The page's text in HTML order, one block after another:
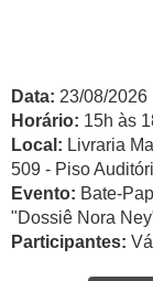
Data: 23/08/2026
Horário: 15h às
Local: Livraria
509 - Piso
Evento: Bate-
"Dossiê Nora
Participantes: